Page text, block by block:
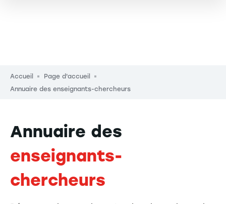
Fil d'Ariane
Accueil
Page d'accueil
Annuaire des enseignants-chercheurs
Annuaire des
enseignants-
chercheurs